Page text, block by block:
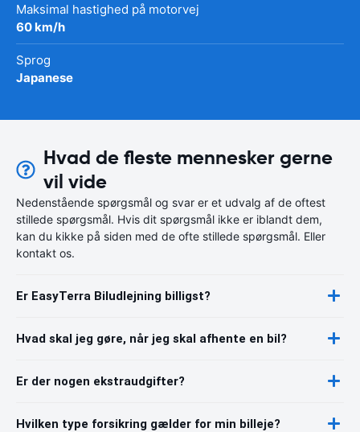
Maksimal hastighed på motorvej
60 km/h
Sprog
Japanese
Hvad de fleste mennesker gerne
vil vide
Nedenstående spørgsmål og svar er et udvalg af de oftest
stillede spørgsmål. Hvis dit spørgsmål ikke er iblandt dem,
kan du kikke på siden med de ofte stillede spørgsmål. Eller
kontakt os.
Er EasyTerra Biludlejning billigst?
Hvad skal jeg gøre, når jeg skal afhente en bil?
Er der nogen ekstraudgifter?
Hvilken type forsikring gælder for min billeje?